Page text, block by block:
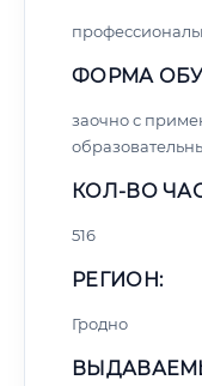
ФОРМА
заочно с
КОЛ-ВО
516
РЕГИОН:
Гродно